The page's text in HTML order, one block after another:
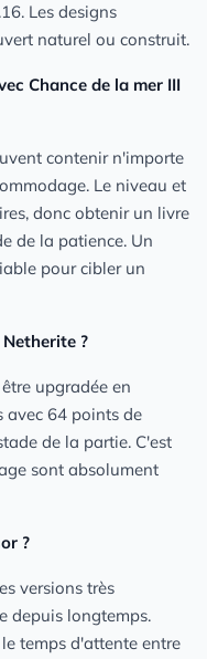
Les designs
naturel ou construit.
Chance de la mer III
contenir n'importe
Le niveau et
donc obtenir un livre
de la patience. Un
pour cibler un
?
upgradée en
avec 64 points de
de la partie. C'est
sont absolument
?
versions très
depuis longtemps.
temps d'attente entre